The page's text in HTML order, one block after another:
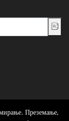
Преземање,